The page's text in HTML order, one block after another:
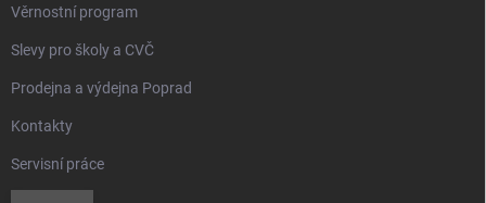
Věrnostní program
Slevy pro školy a CVČ
Prodejna a výdejna Poprad
Kontakty
Servisní práce